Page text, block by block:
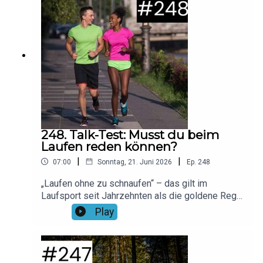
Regeneration optimal an dein Stresslevel
anpasst.Foto: Canva/Cottonbro Studio via
pexelsMusik: No ExcusesHier findet ihr unsere
aktuellen Gewinnspiele & Rabatt-Aktionen!Spare
bei LAPONDO 20% auf alle Shokz-Modelle mit
dem Code "running20"!
248. Talk-Test: Musst du beim
Laufen reden können?
07:00 | Sonntag, 21. Juni 2026 | Ep. 248
„Laufen ohne zu schnaufen“ – das gilt im
Laufsport seit Jahrzehnten als die goldene Regel
für das perfekte Wohlfühltempo. Doch wie
verlässlich ist dieser einfache Rede-Test
Shorts-Folge decken wir die Missverständnisse
rund um den Talk-Test auf. Wir erklären, waum uns
Play